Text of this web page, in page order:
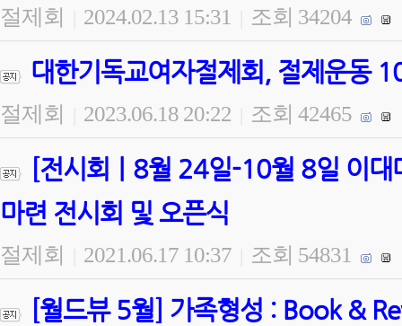
절제회 2024.02.13 15:31 조회 34204
대한기독교여자절제회, 절제운동
절제회 2023.06.18 20:22 조회 42465
[전시회ㅣ8월 24일-10월 8일 이
마련 전시회 및 오픈식
절제회 2021.06.17 10:37 조회 54831
[월드뷰 5월] 가족형성 : Book &